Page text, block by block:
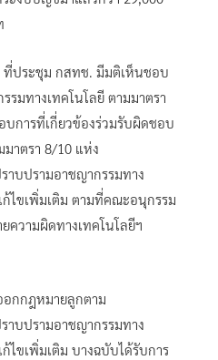
ที่ประชุม กสทช. มีมติเห็นชอบ
มทางเทคโนโลยี ตามมาตรา
การที่เกี่ยวข้องร่วมรับผิดชอบ
าตรา 8/10 แห่ง
าบปรามอาชญากรรมทาง
ไขเพิ่มเติม ตามที่คณะอนุกรรม
ความผิดทางเทคโนโลยีฯ
อกกฎหมายลูกตาม
าบปรามอาชญากรรมทาง
ไขเพิ่มเติม บางฉบับได้รับการ